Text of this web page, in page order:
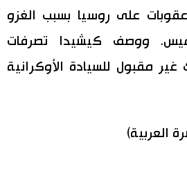
عقوبات على روسيا بسبب الغزو
ووصف كيشيدا تصرفات
مقبول للسيادة الأوكرانية
العربية)